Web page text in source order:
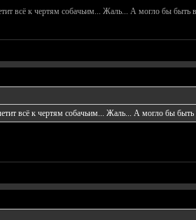
всё к чертям собачьим... Жаль... А могло бы быть
всё к чертям собачьим... Жаль... А могло бы быть